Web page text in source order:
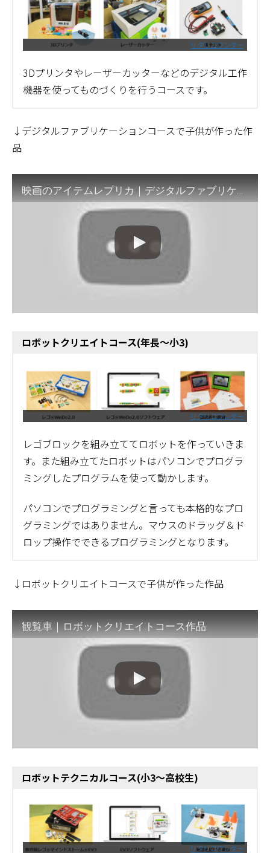
リタリコワンダー
3Dプリンタやレーザーカッターなどのデジタル工作
機器を使ってものづくりを行うコースです。
↓デジタルファブリケーションコースで子供が作った作
品
映画のアイテムレプリカ｜デジタルファブリケーションコース作品
ロボットクリエイトコース(年長～小3)
リタリコワンダー
レゴブロックを組み立ててロボットを作っていきま
す。また組み立てたロボットはパソコンでプログラ
ミングしたプログラムを使って動かします。
パソコンでプログラミングと言っても本格的なプロ
グラミングではありません。マウスのドラッグ＆ド
ロップ操作でできるプログラミングとなります。
↓ロボットクリエイトコースで子供が作った作品
観覧車｜ロボットクリエイトコース作品
ロボットテクニカルコース(小3～高校生)
リタリコワンダー